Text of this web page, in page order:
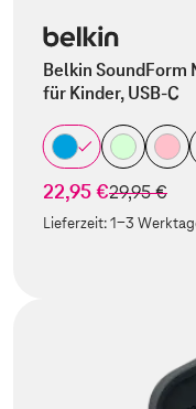
Belkin SoundForm
für Kinder, USB-C
22,95 €statt
29,95 €
Lieferzeit:1-3